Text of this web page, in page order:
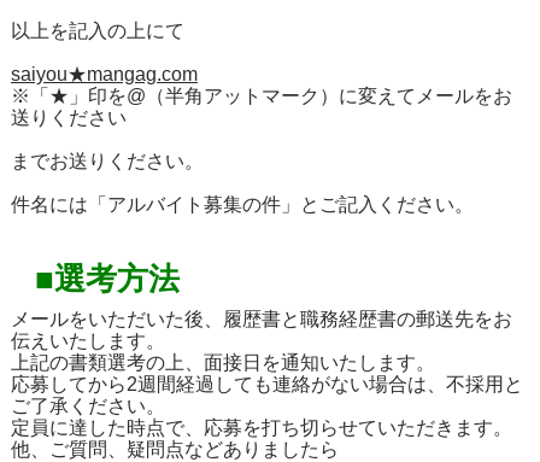
以上を記入の上にて
saiyou★mangag.com
※「★」印を@（半角アットマーク）に変えてメールをお
送りください
までお送りください。
件名には「アルバイト募集の件」とご記入ください。
■選考方法
メールをいただいた後、履歴書と職務経歴書の郵送先をお
伝えいたします。
上記の書類選考の上、面接日を通知いたします。
応募してから2週間経過しても連絡がない場合は、不採用と
ご了承ください。
定員に達した時点で、応募を打ち切らせていただきます。
他、ご質問、疑問点などありましたら